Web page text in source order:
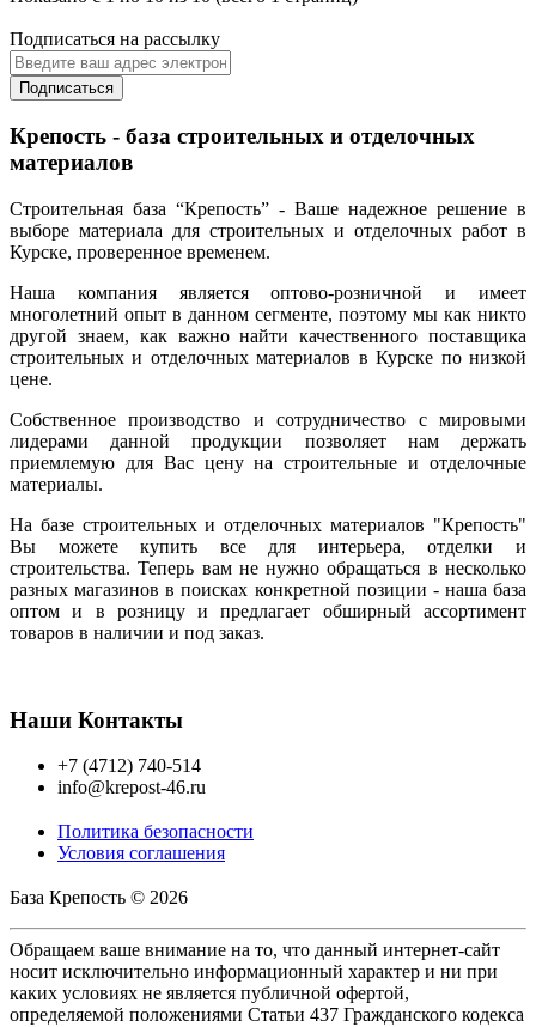
Подписаться на рассылку
Подписаться
Крепость - база строительных и отделочных
материалов
Строительная база “Крепость” - Ваше надежное решение в
выборе материала для строительных и отделочных работ в
Курске, проверенное временем.
Наша компания является оптово-розничной и имеет
многолетний опыт в данном сегменте, поэтому мы как никто
другой знаем, как важно найти качественного поставщика
строительных и отделочных материалов в Курске по низкой
цене.
Собственное производство и сотрудничество с мировыми
лидерами данной продукции позволяет нам держать
приемлемую для Вас цену на строительные и отделочные
материалы.
На базе строительных и отделочных материалов "Крепость"
Вы можете купить все для интерьера, отделки и
строительства. Теперь вам не нужно обращаться в несколько
разных магазинов в поисках конкретной позиции - наша база
оптом и в розницу и предлагает обширный ассортимент
товаров в наличии и под заказ.
Наши Контакты
+7 (4712) 740-514
info@krepost-46.ru
Политика безопасности
Условия соглашения
База Крепость © 2026
Обращаем ваше внимание на то, что данный интернет-сайт
носит исключительно информационный характер и ни при
каких условиях не является публичной офертой,
определяемой положениями Статьи 437 Гражданского кодекса